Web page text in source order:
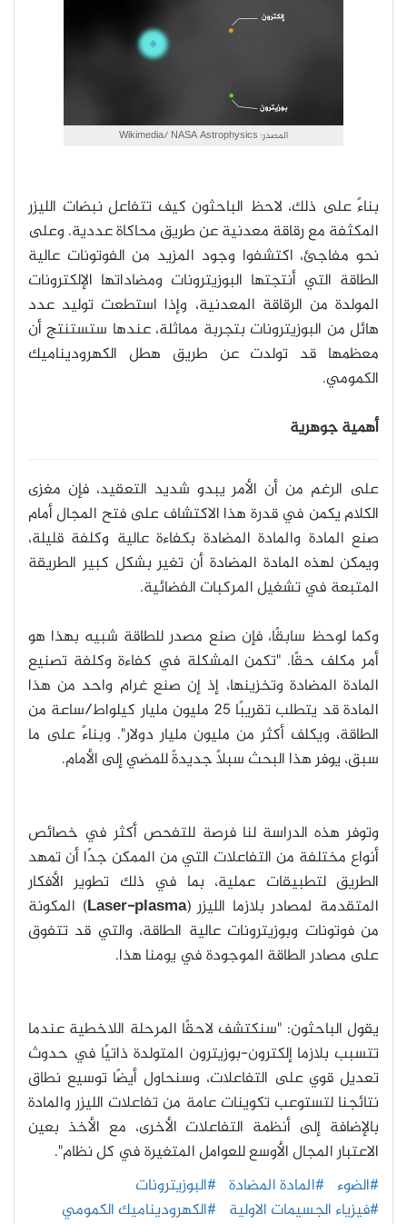
المصدر: Wikimedia/ NASA Astrophysics
بناءً على ذلك، لاحظ الباحثون كيف تتفاعل نبضات الليزر
المكثفة مع رقاقة معدنية عن طريق محاكاة عددية. وعلى
نحو مفاجئ، اكتشفوا وجود المزيد من الفوتونات عالية
الطاقة التي أنتجتها البوزيترونات ومضاداتها الإلكترونات
المولدة من الرقاقة المعدنية، وإذا استطعت توليد عدد
هائل من البوزيترونات بتجربة مماثلة، عندها ستستنتج أن
معظمها قد تولدت عن طريق هطل الكهروديناميك
الكمومي.
أهمية جوهرية
على الرغم من أن الأمر يبدو شديد التعقيد، فإن مغزى
الكلام يكمن في قدرة هذا الاكتشاف على فتح المجال أمام
صنع المادة والمادة المضادة بكفاءة عالية وكلفة قليلة،
ويمكن لهذه المادة المضادة أن تغير بشكل كبير الطريقة
المتبعة في تشغيل المركبات الفضائية.
وكما لوحظ سابقًا، فإن صنع مصدر للطاقة شبيه بهذا هو
أمر مكلف حقًا. "تكمن المشكلة في كفاءة وكلفة تصنيع
المادة المضادة وتخزينها، إذ إن صنع غرام واحد من هذا
المادة قد يتطلب تقريبًا 25 مليون مليار كيلواط/ساعة من
الطاقة، ويكلف أكثر من مليون مليار دولار". وبناءً على ما
سبق، يوفر هذا البحث سبلًا جديدةً للمضي إلى الأمام.
وتوفر هذه الدراسة لنا فرصة للتفحص أكثر في خصائص
أنواع مختلفة من التفاعلات التي من الممكن جدًا أن تمهد
الطريق لتطبيقات عملية، بما في ذلك تطوير الأفكار
المتقدمة لمصادر بلازما الليزر (Laser-plasma) المكونة
من فوتونات وبوزيترونات عالية الطاقة، والتي قد تتفوق
على مصادر الطاقة الموجودة في يومنا هذا.
يقول الباحثون: "سنكتشف لاحقًا المرحلة اللاخطية عندما
تتسبب بلازما إلكترون-بوزيترون المتولدة ذاتيًا في حدوث
تعديل قوي على التفاعلات، وسنحاول أيضًا توسيع نطاق
نتائجنا لتستوعب تكوينات عامة من تفاعلات الليزر والمادة
بالإضافة إلى أنظمة التفاعلات الأخرى، مع الأخذ بعين
الاعتبار المجال الأوسع للعوامل المتغيرة في كل نظام".
#الضوء #المادة المضادة #البوزيترونات
#فيزياء الجسيمات الاولية #الكهروديناميك الكمومي